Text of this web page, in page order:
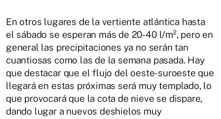
En otros lugares de la vertiente atlántica hasta
el sábado se esperan más de 20-40 l/m², pero en
general las precipitaciones ya no serán tan
cuantiosas como las de la semana pasada. Hay
que destacar que el flujo del oeste-suroeste que
llegará en estas próximas será muy templado, lo
que provocará que la cota de nieve se dispare,
dando lugar a nuevos deshielos muy